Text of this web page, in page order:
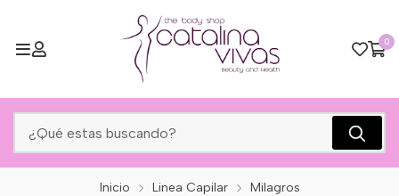
0
Inicio Linea Capilar Milagros